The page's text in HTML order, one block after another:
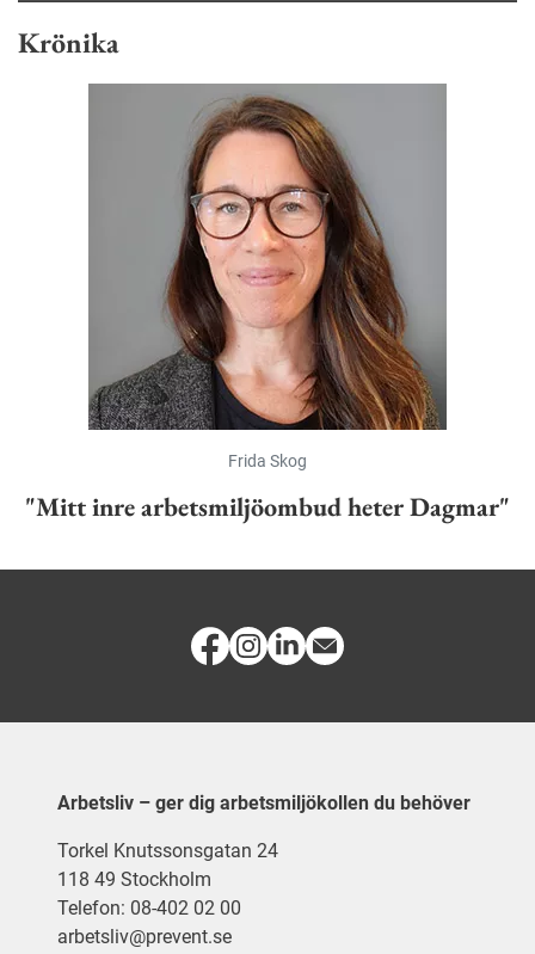
Krönika
Frida Skog
"Mitt inre arbetsmiljöombud heter Dagmar"
Arbetsliv – ger dig arbetsmiljökollen du behöver
Torkel Knutssonsgatan 24
118 49 Stockholm
Telefon: 08-402 02 00
arbetsliv@prevent.se